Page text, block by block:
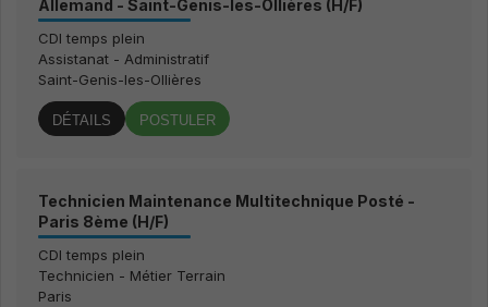
Allemand - Saint-Genis-les-Ollières (H/F)
CDI temps plein
Assistanat - Administratif
Saint-Genis-les-Ollières
DÉTAILS POSTULER
Technicien Maintenance Multitechnique Posté -
Paris 8ème (H/F)
CDI temps plein
Technicien - Métier Terrain
Paris